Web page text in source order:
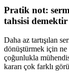
Pratik not:
tahsisi demektir
Daha az tartışılan
dönüştürmek için ne
çoğunlukla
kararı çok farklı